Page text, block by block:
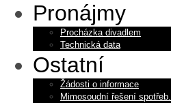
Pronájmy
Procházka divadlem
Technická data
Ostatní
Žádosti o informace
Mimosoudní řešení spotřeb.